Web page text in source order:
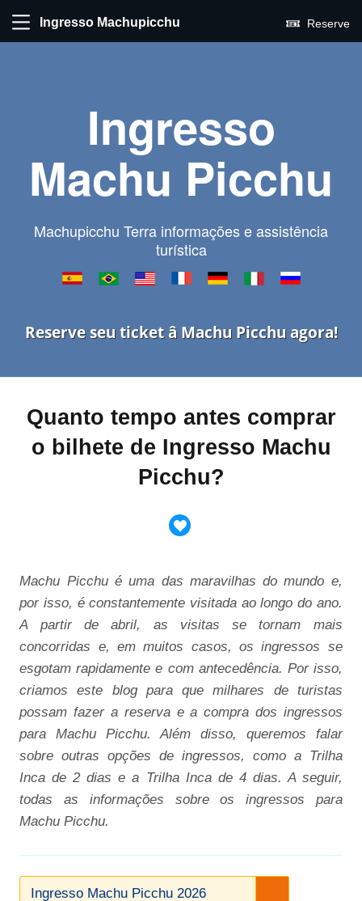
Ingresso Machupicchu Reserve
Ingresso
Machu Picchu
Machupicchu Terra informações e assistência
turística
Reserve seu ticket â Machu Picchu agora!
Quanto tempo antes comprar
o bilhete de Ingresso Machu
Picchu?
Machu Picchu é uma das maravilhas do mundo e,
por isso, é constantemente visitada ao longo do ano.
A partir de abril, as visitas se tornam mais
concorridas e, em muitos casos, os ingressos se
esgotam rapidamente e com antecedência. Por isso,
criamos este blog para que milhares de turistas
possam fazer a reserva e a compra dos ingressos
para Machu Picchu. Além disso, queremos falar
sobre outras opções de ingressos, como a Trilha
Inca de 2 dias e a Trilha Inca de 4 dias. A seguir,
todas as informações sobre os ingressos para
Machu Picchu.
Ingresso Machu Picchu 2026